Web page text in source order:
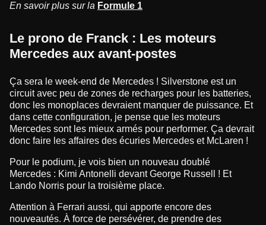
En savoir plus sur la Formule 1
Le prono de Franck : Les moteurs
Mercedes aux avant-postes
Ça sera le week-end de Mercedes ! Silverstone est un
circuit avec peu de zones de recharges pour les batteries,
donc les monoplaces devraient manquer de puissance. Et
dans cette configuration, je pense que les moteurs
Mercedes sont les mieux armés pour performer. Ça devrait
donc faire les affaires des écuries Mercedes et McLaren !
Pour le podium, je vois bien un nouveau doublé
Mercedes : Kimi Antonelli devant George Russell ! Et
Lando Norris pour la troisième place.
Attention à Ferrari aussi, qui apporte encore des
nouveautés. À force de persévérer, de prendre des